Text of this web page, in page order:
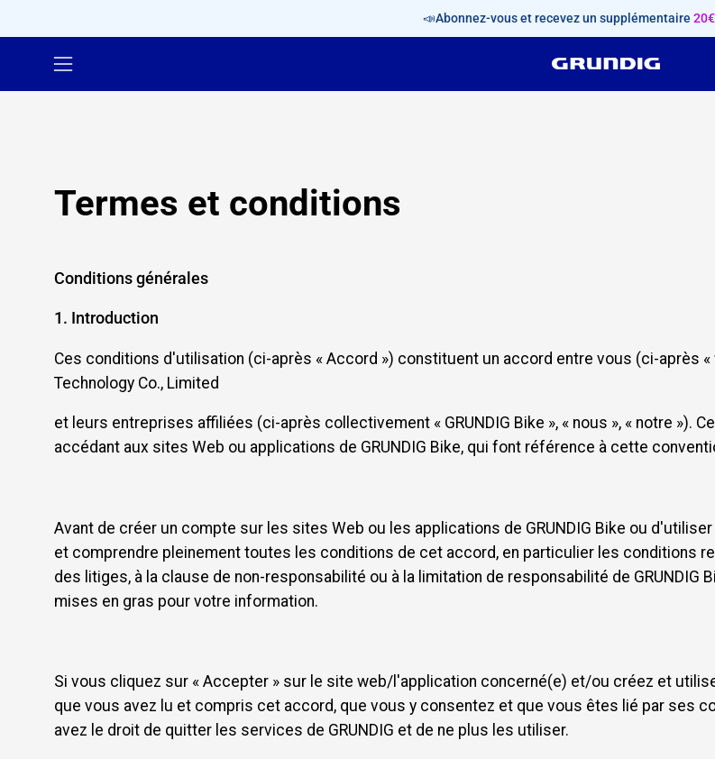
au
📣Abonnez-vous et recevez un supplémentaire
Ouvrir
Termes et conditions
Conditions générales
1. Introduction
Ces conditions d'utilisation (ci-après « Accord ») constituent un accord entre vous (ci-après
Technology Co., Limited
et leurs entreprises affiliées (ci-après collectivement « GRUNDIG Bike », « nous », « notre
accédant aux sites Web ou applications de GRUNDIG Bike, qui font référence à cette
Avant de créer un compte sur les sites Web ou les applications de GRUNDIG Bike ou
et comprendre pleinement toutes les conditions de cet accord, en particulier les conditions
des litiges, à la clause de non-responsabilité ou à la limitation de responsabilité de
mises en gras pour votre information.
Si vous cliquez sur « Accepter » sur le site web/l'application concerné(e) et/ou créez et
que vous avez lu et compris cet accord, que vous y consentez et que vous êtes lié par ses
avez le droit de quitter les services de GRUNDIG et de ne plus les utiliser.